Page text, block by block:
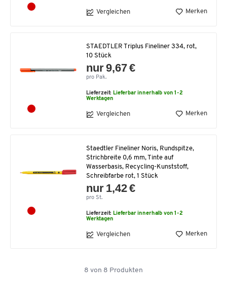
Vergleichen Merken
STAEDTLER Triplus Fineliner 334, rot,
10 Stück
nur 9,67 €
pro Pak.
Lieferzeit: Lieferbar innerhalb von 1-2
Werktagen
Vergleichen Merken
Staedtler Fineliner Noris, Rundspitze,
Strichbreite 0,6 mm, Tinte auf
Wasserbasis, Recycling-Kunststoff,
Schreibfarbe rot, 1 Stück
nur 1,42 €
pro St.
Lieferzeit: Lieferbar innerhalb von 1-2
Werktagen
Vergleichen Merken
8 von 8 Produkten